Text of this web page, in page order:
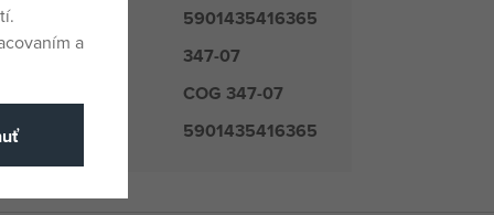
5901435416365
číslo 347-07
COG 347-07
5901435416365
a